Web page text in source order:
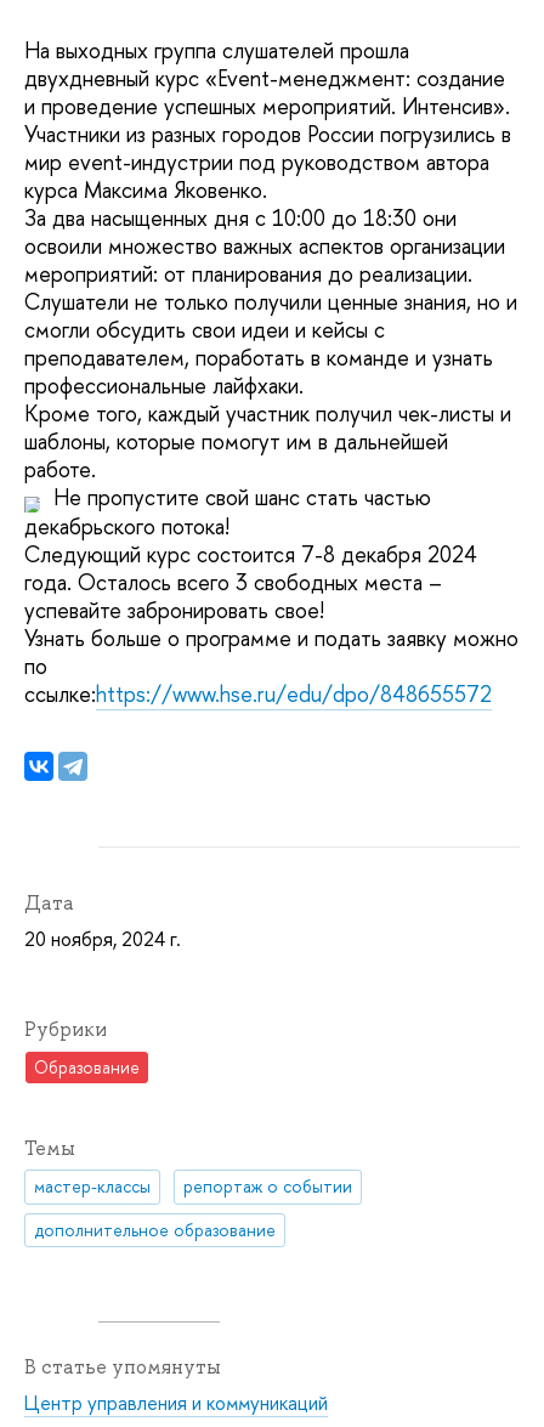
На выходных группа слушателей прошла
двухдневный курс «Event-менеджмент: создание
и проведение успешных мероприятий. Интенсив».
Участники из разных городов России погрузились в
мир event-индустрии под руководством автора
курса Максима Яковенко.
За два насыщенных дня с 10:00 до 18:30 они
освоили множество важных аспектов организации
мероприятий: от планирования до реализации.
Слушатели не только получили ценные знания, но и
смогли обсудить свои идеи и кейсы с
преподавателем, поработать в команде и узнать
профессиональные лайфхаки.
Кроме того, каждый участник получил чек-листы и
шаблоны, которые помогут им в дальнейшей
работе.
Не пропустите свой шанс стать частью
декабрьского потока!
Следующий курс состоится 7-8 декабря 2024
года. Осталось всего 3 свободных места –
успевайте забронировать свое!
Узнать больше о программе и подать заявку можно
по
ссылке:https://www.hse.ru/edu/dpo/848655572
Дата
20 ноября, 2024 г.
Рубрики
Образование
Темы
мастер-классы
репортаж о событии
дополнительное образование
В статье упомянуты
Центр управления и коммуникаций